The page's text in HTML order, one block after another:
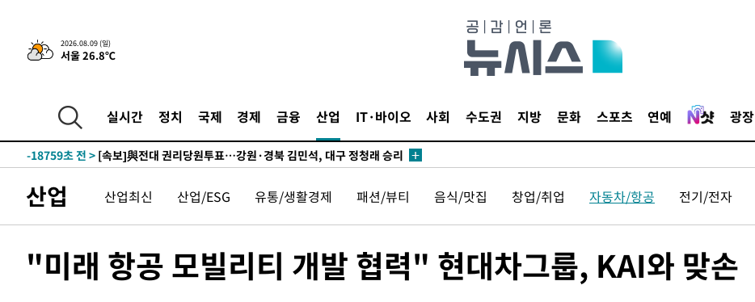
2026.08.09 (일)
서울 26.8℃
실시간 정치 국제 경제 금융 산업 IT·바이오 사회 수도권 지방 문화 스포츠 연예 광장
-24613초 전 >이강인 ATM 입단식에 '상암벌 들썩'…"세계적인 선수 되길"
-23609초 전 >태풍 돌핀, 중 저장성 타이저우시 해안에 상륙 (1보)
-19585초 전 >
[속보]與 강원·TK 당원투표 합산 김민석 48.54%로 승리…정청래
44.40%
-18919초 전 >
44.53%
-18759초 전 > [속보]與전대 권리당원투표…강원·경북 김민석, 대구 정청래 승리
45.71%
-18468초 전 >
[속보]與 당대표 경선, 대구 권리당원 투표 정청래 47.82%·김민석
-18265초 전 >[속보]與 당대표 경선, 강원 권리당원 투표 김민석 승리…50.30%
-8825초 전 > [속보]장은수, KLPGA 제주삼다수 역전 우승…데뷔 10년 차에 첫 정
산업 산업최신 산업/ESG 유통/생활경제 패션/뷰티 음식/맛집 창업/취업 자동차/항공 전기/전자
"미래 항공 모빌리티 개발 협력" 현대차그룹, KAI와 맞손